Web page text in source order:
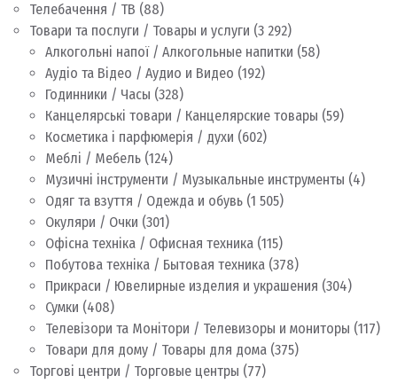
Телебачення / ТВ (88)
Товари та послуги / Товары и услуги (3 292)
Алкогольні напої / Алкогольные напитки (58)
Аудіо та Відео / Аудио и Видео (192)
Годинники / Часы (328)
Канцелярські товари / Канцелярские товары (59)
Косметика і парфюмерія / духи (602)
Меблі / Мебель (124)
Музичні інструменти / Музыкальные инструменты (4)
Одяг та взуття / Одежда и обувь (1 505)
Окуляри / Очки (301)
Офісна техніка / Офисная техника (115)
Побутова техніка / Бытовая техника (378)
Прикраси / Ювелирные изделия и украшения (304)
Сумки (408)
Телевізори та Монітори / Телевизоры и мониторы (117)
Товари для дому / Товары для дома (375)
Торгові центри / Торговые центры (77)